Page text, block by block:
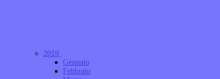
2019
Gennaio
Febbraio